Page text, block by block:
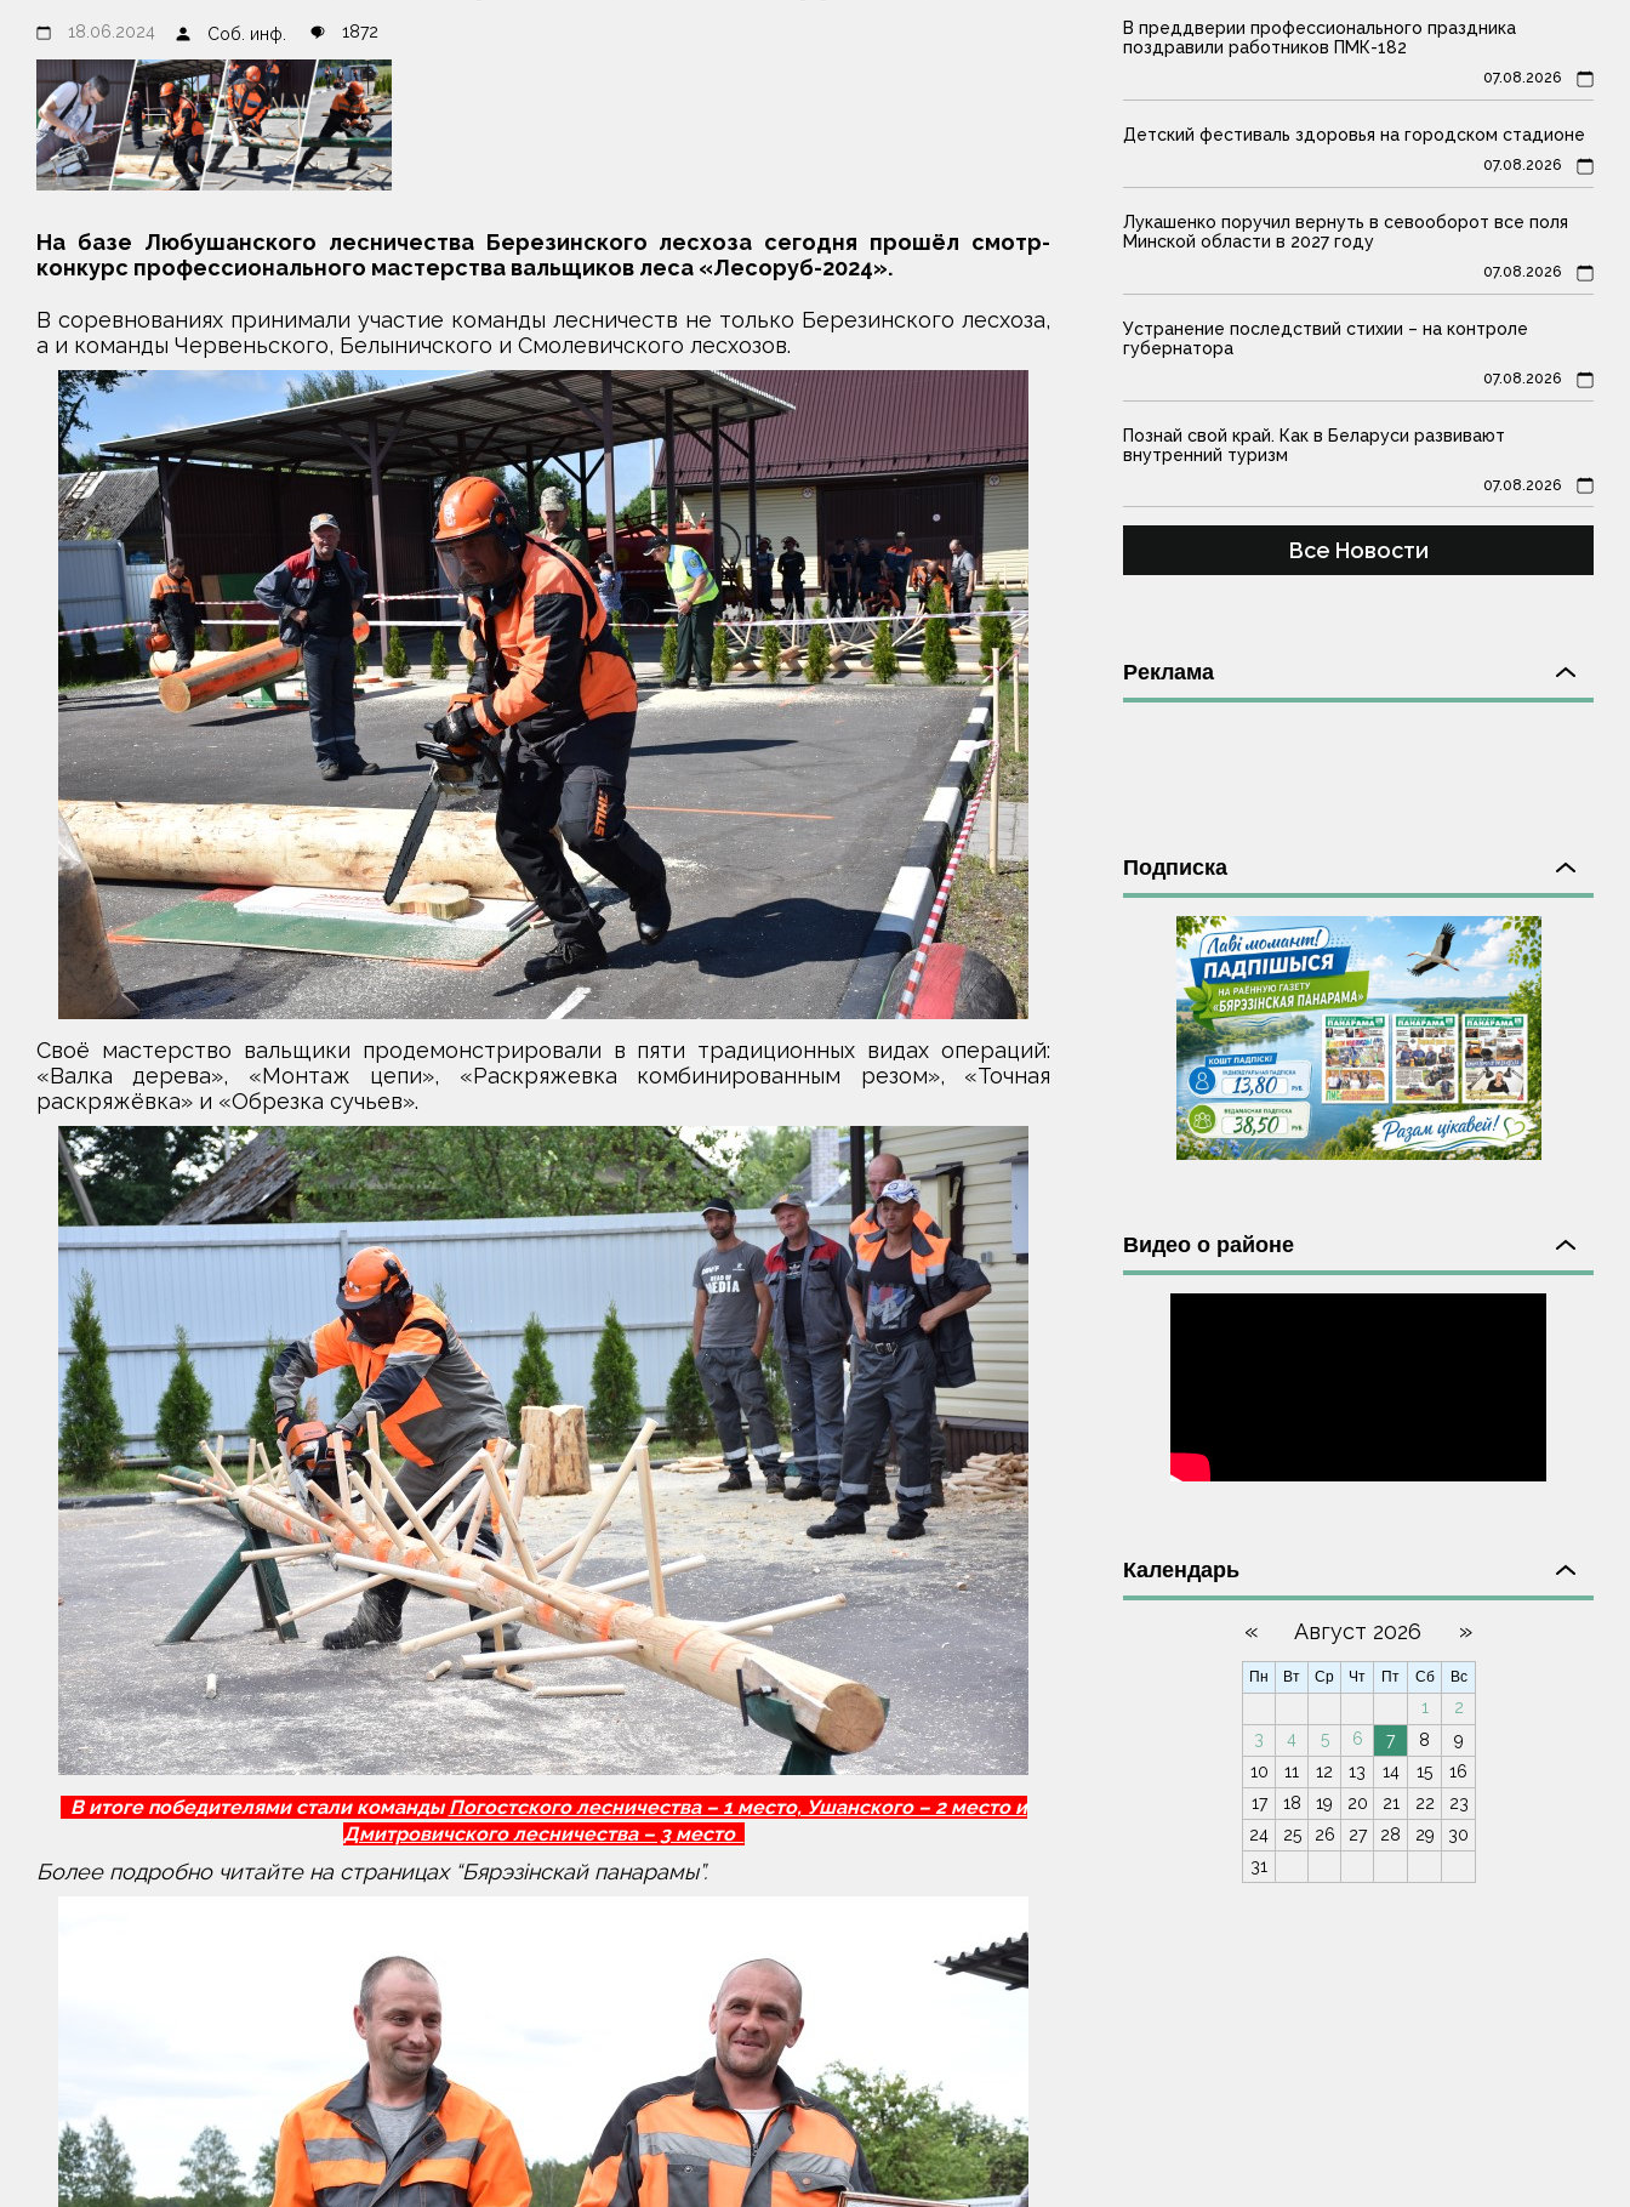
18.06.2024 Соб. инф. 1872
На базе Любушанского лесничества Березинского лесхоза сегодня прошёл смотр-
конкурс профессионального мастерства вальщиков леса «Лесоруб-2024».
В соревнованиях принимали участие команды лесничеств не только Березинского лесхоза,
а и команды Червеньского, Белыничского и Смолевичского лесхозов.
Своё мастерство вальщики продемонстрировали в пяти традиционных видах операций:
«Валка дерева», «Монтаж цепи», «Раскряжевка комбинированным резом», «Точная
раскряжёвка» и «Обрезка сучьев».
В итоге победителями стали команды Погостского лесничества – 1 место, Ушанского – 2 место и
Дмитровичского лесничества – 3 место
Более подробно читайте на страницах “Бярэзінскай панарамы”.
В преддверии профессионального праздника
поздравили работников ПМК-182
07.08.2026
Детский фестиваль здоровья на городском стадионе
07.08.2026
Лукашенко поручил вернуть в севооборот все поля
Минской области в 2027 году
07.08.2026
Устранение последствий стихии – на контроле
губернатора
07.08.2026
Познай свой край. Как в Беларуси развивают
внутренний туризм
07.08.2026
Все Новости
Реклама
Подписка
Видео о районе
Календарь
« Август 2026 »
Пн Вт Ср Чт Пт Сб Вс
1
2
3
4 5 6 7 8
9
10
11 12 13 14 15
16
17
18 19 20 21 22
23
24
25 26 27 28 29
30
31